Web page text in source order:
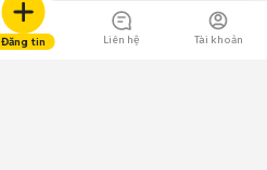
Đăng tin Liên hệ Tài khoản